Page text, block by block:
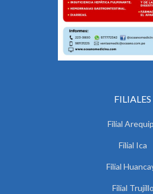
FILIALES
Filial
Filial Ica
Filial
Filial Trujillo